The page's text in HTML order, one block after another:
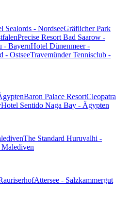
Sealords - NordseeGräflicher Park
Precise Resort Bad Saarow -
- BayernHotel Dünenmeer -
- OstseeTravemünder Tennisclub -
Baron Palace ResortCleopatra
Hotel Sentido Naga Bay - Ägypten
The Standard Huruvalhi -
Attersee - Salzkammergut